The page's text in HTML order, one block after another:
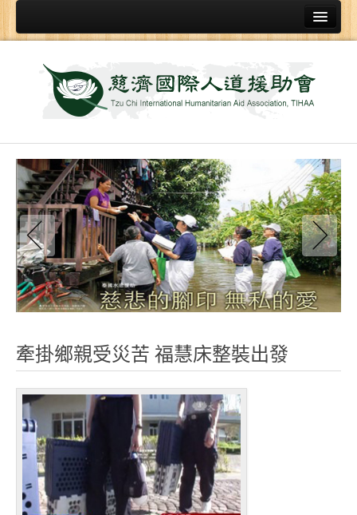
關於
人援會簡介
慈悲科技
賑災發放物資類
香積飯
福慧床
環保賑災毛毯
發放袋
救災機具設備
淨水法船/淨水法車
無線電通訊設備
汽化爐
志工裝備
牽掛鄉親受災苦 福慧床整裝出發